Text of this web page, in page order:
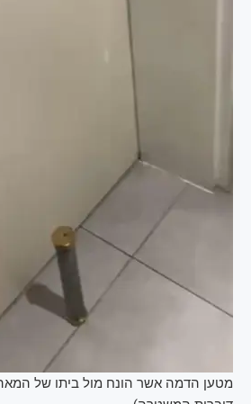
מטען הדמה אשר הונח מול ביתו של